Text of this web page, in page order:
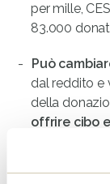
per mille,
83.000
Può
dal reddito e
della
offrire cibo